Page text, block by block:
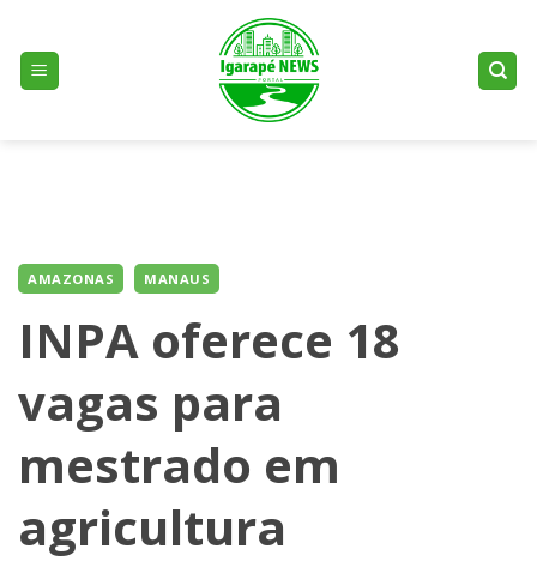
content
AMAZONAS MANAUS
INPA oferece 18
vagas para
mestrado em
agricultura